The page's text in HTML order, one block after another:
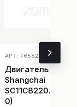
АРТ: 76552_2233
Двигатель
Shangchai
0)